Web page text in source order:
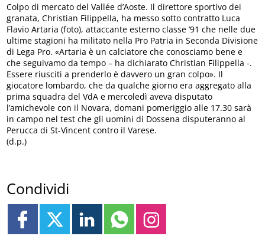
Colpo di mercato del Vallée d’Aoste. Il direttore sportivo dei
granata, Christian Filippella, ha messo sotto contratto Luca
Flavio Artaria (foto), attaccante esterno classe ’91 che nelle due
ultime stagioni ha militato nella Pro Patria in Seconda Divisione
di Lega Pro. «Artaria è un calciatore che conosciamo bene e
che seguivamo da tempo – ha dichiarato Christian Filippella -.
Essere riusciti a prenderlo è davvero un gran colpo». Il
giocatore lombardo, che da qualche giorno era aggregato alla
prima squadra del VdA e mercoledì aveva disputato
l’amichevole con il Novara, domani pomeriggio alle 17.30 sarà
in campo nel test che gli uomini di Dossena disputeranno al
Perucca di St-Vincent contro il Varese.
(d.p.)
Condividi